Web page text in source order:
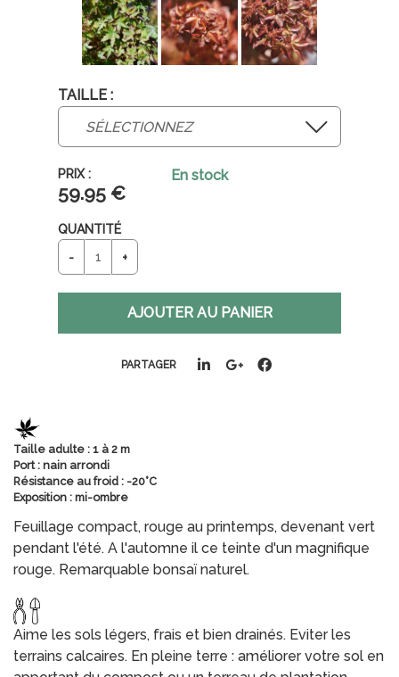
TAILLE :
59.95 €
En stock
QUANTITÉ
PARTAGER
Taille adulte : 1 à 2 m
Port : nain arrondi
Résistance au froid : -20°C
Exposition : mi-ombre
Feuillage compact, rouge au printemps, devenant vert
pendant l'été. A l'automne il ce teinte d'un magnifique
rouge. Remarquable bonsaï naturel.
Aime les sols légers, frais et bien drainés. Eviter les
terrains calcaires. En pleine terre : améliorer votre sol en